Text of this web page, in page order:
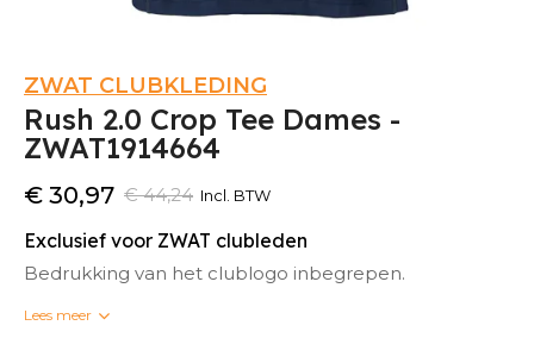
ZWAT CLUBKLEDING
Rush 2.0 Crop Tee Dames -
ZWAT1914664
€ 44,24
€ 30,97 Incl. BTW
Exclusief voor ZWAT clubleden
Bedrukking van het clublogo inbegrepen.
Bedrukte clubkleding kan niet omgeruild worden.
Lees meer